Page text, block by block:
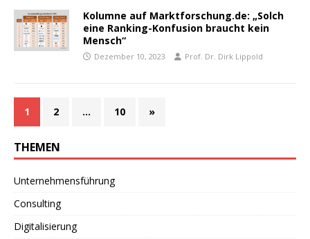
Kolumne auf Marktforschung.de: „Solch
eine Ranking-Konfusion braucht kein
Mensch“
Dezember 10, 2023 Prof. Dr. Dirk Lippold
1 2 … 10 »
THEMEN
Unternehmensführung
Consulting
Digitalisierung